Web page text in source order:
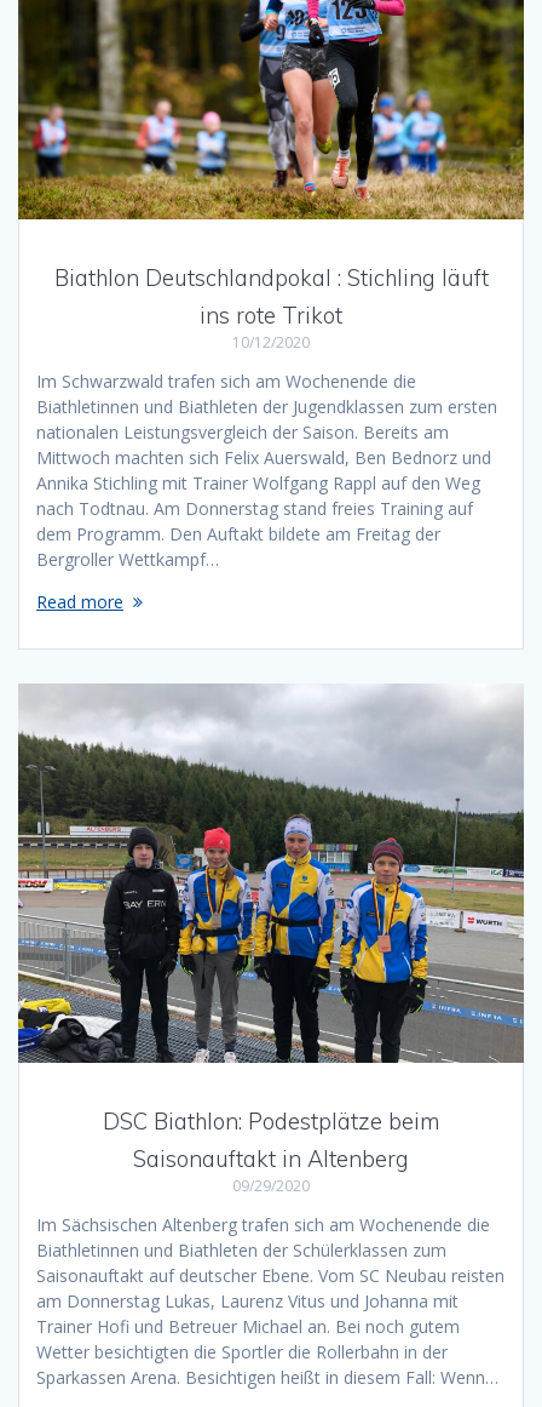
Biathlon Deutschlandpokal : Stichling läuft
ins rote Trikot
10/12/2020
Im Schwarzwald trafen sich am Wochenende die
Biathletinnen und Biathleten der Jugendklassen zum ersten
nationalen Leistungsvergleich der Saison. Bereits am
Mittwoch machten sich Felix Auerswald, Ben Bednorz und
Annika Stichling mit Trainer Wolfgang Rappl auf den Weg
nach Todtnau. Am Donnerstag stand freies Training auf
dem Programm. Den Auftakt bildete am Freitag der
Bergroller Wettkampf…
Read more
DSC Biathlon: Podestplätze beim
Saisonauftakt in Altenberg
09/29/2020
Im Sächsischen Altenberg trafen sich am Wochenende die
Biathletinnen und Biathleten der Schülerklassen zum
Saisonauftakt auf deutscher Ebene. Vom SC Neubau reisten
am Donnerstag Lukas, Laurenz Vitus und Johanna mit
Trainer Hofi und Betreuer Michael an. Bei noch gutem
Wetter besichtigten die Sportler die Rollerbahn in der
Sparkassen Arena. Besichtigen heißt in diesem Fall: Wenn…